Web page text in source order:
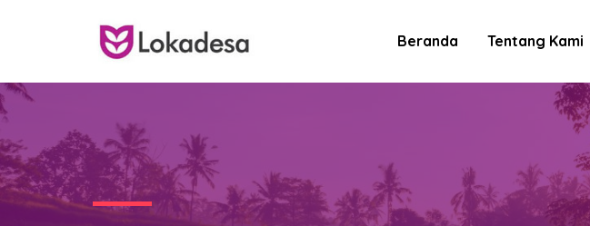
Beranda Tentang Kami